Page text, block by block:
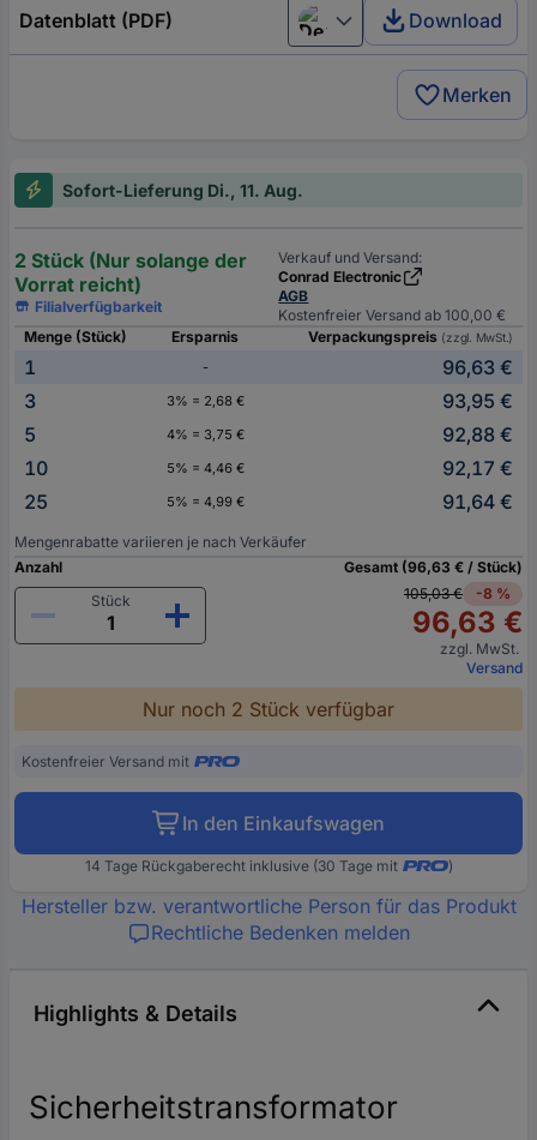
Datenblatt (PDF) Deutsch (Deutschland)
Download
Merken
Sofort-Lieferung Di., 11. Aug.
2 Stück (Nur solange der
Vorrat reicht)
Filialverfügbarkeit
Verkauf und Versand:
Conrad Electronic
AGB
Kostenfreier Versand ab 100,00 €
Menge (Stück)
Ersparnis Verpackungspreis (zzgl. MwSt.)
1 -
96,63 €
3
3% = 2,68 €
93,95 €
5
4% = 3,75 €
92,88 €
10
5% = 4,46 €
92,17 €
25
5% = 4,99 € 91,64 €
Mengenrabatte variieren je nach Verkäufer
Anzahl
Stück
Gesamt (96,63 € / Stück)
105,03 €
-8 %
96,63 €
zzgl. MwSt.
Versand
Nur noch 2 Stück verfügbar
Kostenfreier Versand mit
In den Einkaufswagen
14 Tage Rückgaberecht inklusive (30 Tage mit )
Hersteller bzw. verantwortliche Person für das Produkt
Rechtliche Bedenken melden
Highlights & Details
Sicherheitstransformator